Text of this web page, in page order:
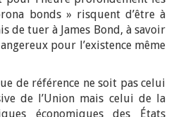
bonds » risquent d’être à
de tuer à James Bond, à savoir
pour l’existence même
de référence ne soit pas celui
de l’Union mais celui de la
économiques des États